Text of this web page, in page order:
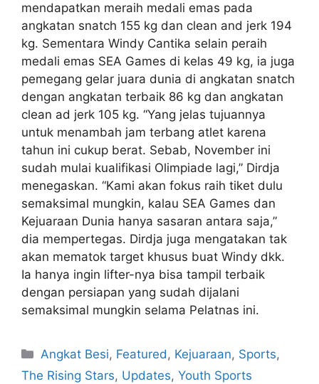
mendapatkan meraih medali emas pada
angkatan snatch 155 kg dan clean and jerk 194
kg. Sementara Windy Cantika selain peraih
medali emas SEA Games di kelas 49 kg, ia juga
pemegang gelar juara dunia di angkatan snatch
dengan angkatan terbaik 86 kg dan angkatan
clean ad jerk 105 kg. “Yang jelas tujuannya
untuk menambah jam terbang atlet karena
tahun ini cukup berat. Sebab, November ini
sudah mulai kualifikasi Olimpiade lagi,” Dirdja
menegaskan. “Kami akan fokus raih tiket dulu
semaksimal mungkin, kalau SEA Games dan
Kejuaraan Dunia hanya sasaran antara saja,”
dia mempertegas. Dirdja juga mengatakan tak
akan mematok target khusus buat Windy dkk.
Ia hanya ingin lifter-nya bisa tampil terbaik
dengan persiapan yang sudah dijalani
semaksimal mungkin selama Pelatnas ini.
Angkat Besi, Featured, Kejuaraan, Sports,
The Rising Stars, Updates, Youth Sports